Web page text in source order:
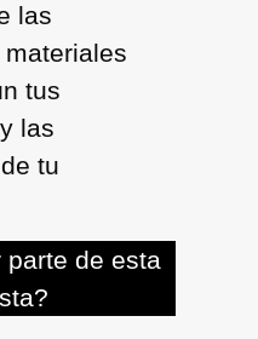
las
tus
las
tu
parte de esta